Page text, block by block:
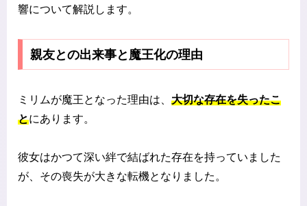
響について解説します。
親友との出来事と魔王化の理由
ミリムが魔王となった理由は、 大切な存在を失ったこ
とにあります。
彼女はかつて深い絆で結ばれた存在を持っていました
が、その喪失が大きな転機となりました。